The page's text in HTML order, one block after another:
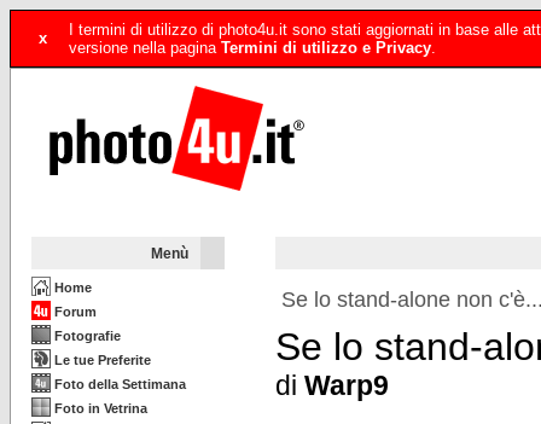
x
I termini di utilizzo di photo4u.it sono stati aggiornati in base alle
versione nella pagina Termini di utilizzo e Privacy.
Menù
Home
Forum
Fotografie
Le tue Preferite
Foto della Settimana
Foto in Vetrina
Se lo stand-alone non
Se lo stand-
di Warp9